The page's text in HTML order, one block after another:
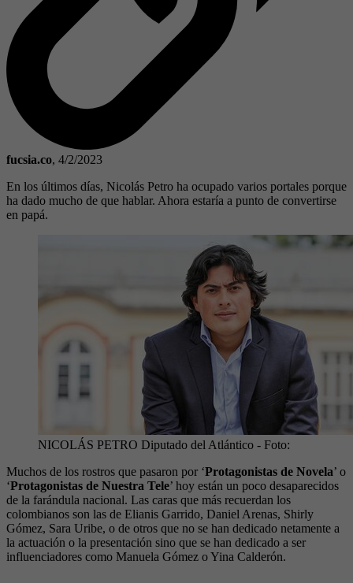
fucsia.co, 4/2/2023
En los últimos días, Nicolás Petro ha ocupado varios portales porque
ha dado mucho de que hablar. Ahora estaría a punto de convertirse
en papá.
NICOLÁS PETRO Diputado del Atlántico - Foto:
Muchos de los rostros que pasaron por ‘Protagonistas de Novela’ o
‘Protagonistas de Nuestra Tele’ hoy están un poco desaparecidos
de la farándula nacional. Las caras que más recuerdan los
colombianos son las de Elianis Garrido, Daniel Arenas, Shirly
Gómez, Sara Uribe, o de otros que no se han dedicado netamente a
la actuación o la presentación sino que se han dedicado a ser
influenciadores como Manuela Gómez o Yina Calderón.